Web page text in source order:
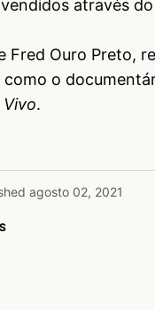
através
Fred Ouro Preto,
o
Vivo.
agosto 02, 2021
realmente